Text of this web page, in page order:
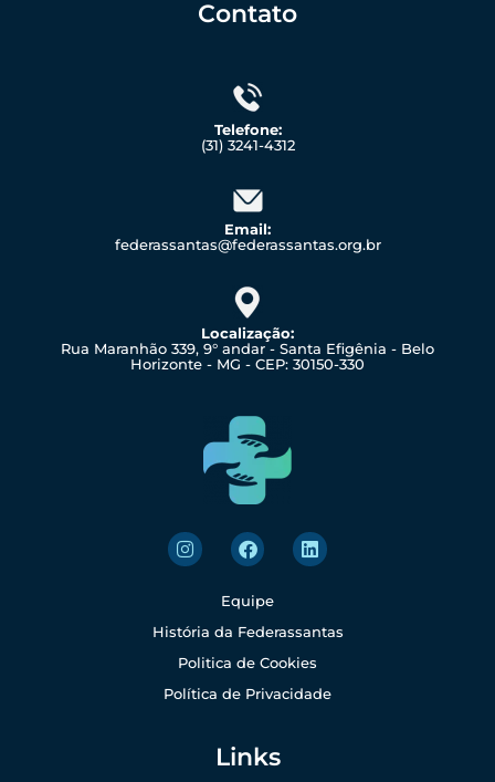
Contato
Telefone:
(31) 3241-4312
Email:
federassantas@federassantas.org.br
Localização:
Rua Maranhão 339, 9° andar - Santa Efigênia - Belo
Horizonte - MG - CEP: 30150-330
Equipe
História da Federassantas
Politica de Cookies
Política de Privacidade
Links